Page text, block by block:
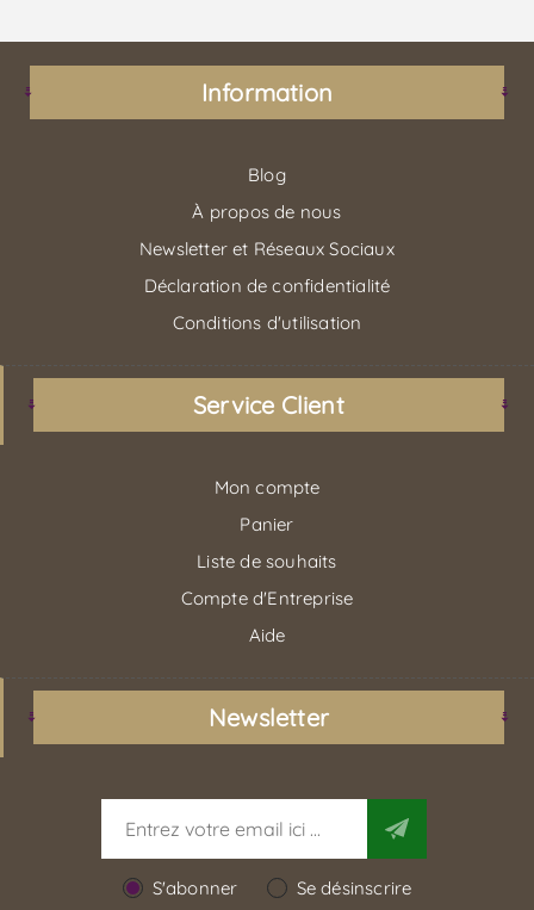
Information
Blog
À propos de nous
Newsletter et Réseaux Sociaux
Déclaration de confidentialité
Conditions d'utilisation
Service Client
Mon compte
Panier
Liste de souhaits
Compte d'Entreprise
Aide
Newsletter
S'abonner Se désinscrire